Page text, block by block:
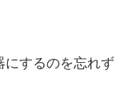
にするのを忘れず